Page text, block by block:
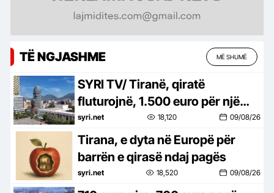
TË NGJASHME MË SHUMË
SYRI TV/ Tiranë, qiratë
fluturojnë, 1.500 euro për një
2+1 në zemër të Tiranës
syri.net 18,120 09/08/26
Tirana, e dyta në Europë për
barrën e qirasë ndaj pagës
syri.net 18,520 09/08/26